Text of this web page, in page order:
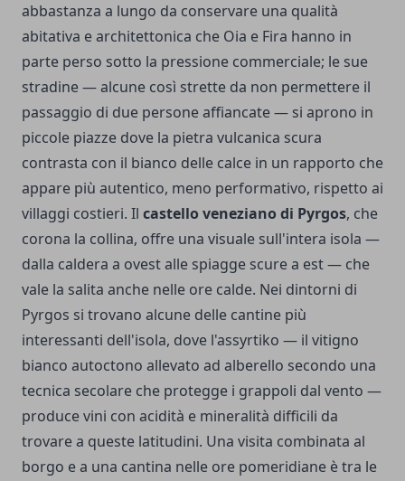
abbastanza a lungo da conservare una qualità
abitativa e architettonica che Oia e Fira hanno in
parte perso sotto la pressione commerciale; le sue
stradine — alcune così strette da non permettere il
passaggio di due persone affiancate — si aprono in
piccole piazze dove la pietra vulcanica scura
contrasta con il bianco delle calce in un rapporto che
appare più autentico, meno performativo, rispetto ai
villaggi costieri. Il castello veneziano di Pyrgos, che
corona la collina, offre una visuale sull'intera isola —
dalla caldera a ovest alle spiagge scure a est — che
vale la salita anche nelle ore calde. Nei dintorni di
Pyrgos si trovano alcune delle cantine più
interessanti dell'isola, dove l'assyrtiko — il vitigno
bianco autoctono allevato ad alberello secondo una
tecnica secolare che protegge i grappoli dal vento —
produce vini con acidità e mineralità difficili da
trovare a queste latitudini. Una visita combinata al
borgo e a una cantina nelle ore pomeridiane è tra le